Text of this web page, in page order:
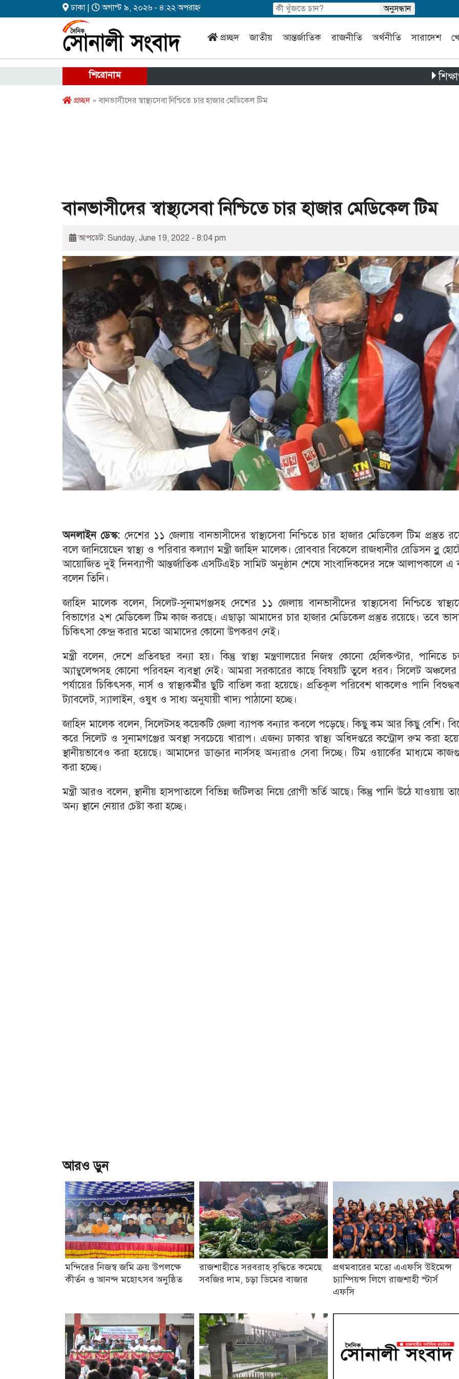
ঢাকা | অগাস্ট ৯, ২০২৬ - ৪:২২ অপরাহ্ন
প্রচ্ছদ জাতীয় আন্তর্জাতিক রাজনীতি অর্থনীতি সারাদেশ
শিরোনাম শিক্ষার্থী ও
প্রচ্ছদ» বানভাসীদের স্বাস্থ্যসেবা নিশ্চিতে চার হাজার মেডিকেল টিম
বানভাসীদের স্বাস্থ্যসেবা নিশ্চিতে চার হাজার মেডিকেল টিম
আপডেট: Sunday, June 19, 2022 - 8:04 pm
অনলাইন ডেস্ক: দেশের ১১ জেলায় বানভাসীদের স্বাস্থ্যসেবা নিশ্চিতে চার হাজার মেডিকেল টিম প্রস্তুত
বলে জানিয়েছেন স্বাস্থ্য ও পরিবার কল্যাণ মন্ত্রী জাহিদ মালেক। রোববার বিকেলে রাজধানীর রেডিসন ব্লু
আয়োজিত দুই দিনব্যাপী আন্তর্জাতিক এসটিএইচ সামিট অনুষ্ঠান শেষে সাংবাদিকদের সঙ্গে আলাপকালে এ
বলেন তিনি।
জাহিদ মালেক বলেন, সিলেট-সুনামগঞ্জসহ দেশের ১১ জেলায় বানভাসীদের স্বাস্থ্যসেবা নিশ্চিতে
বিভাগের ২শ মেডিকেল টিম কাজ করছে। এছাড়া আমাদের চার হাজার মেডিকেল প্রস্তুত রয়েছে। তবে
চিকিৎসা কেন্দ্র করার মতো আমাদের কোনো উপকরণ নেই।
মন্ত্রী বলেন, দেশে প্রতিবছর বন্যা হয়। কিন্তু স্বাস্থ্য মন্ত্রণালয়ের নিজস্ব কোনো হেলিকপ্টার, পানিতে
অ্যাম্বুলেন্সসহ কোনো পরিবহন ব্যবস্থা নেই। আমরা সরকারের কাছে বিষয়টি তুলে ধরব। সিলেট
পর্যায়ের চিকিৎসক, নার্স ও স্বাস্থ্যকর্মীর ছুটি বাতিল করা হয়েছে। প্রতিকূল পরিবেশ থাকলেও পানি
ট্যাবলেট, স্যালাইন, ওষুধ ও সাধ্য অনুযায়ী খাদ্য পাঠানো হচ্ছে।
জাহিদ মালেক বলেন, সিলেটসহ কয়েকটি জেলা ব্যাপক বন্যার কবলে পড়েছে। কিছু কম আর কিছু বেশি।
করে সিলেট ও সুনামগঞ্জের অবস্থা সবচেয়ে খারাপ। এজন্য ঢাকার স্বাস্থ্য অধিদপ্তরে কন্ট্রোল রুম করা
স্থানীয়ভাবেও করা হয়েছে। আমাদের ডাক্তার নার্সসহ অন্যরাও সেবা দিচ্ছে। টিম ওয়ার্কের মাধ্যমে
করা হচ্ছে।
মন্ত্রী আরও বলেন, স্থানীয় হাসপাতালে বিভিন্ন জটিলতা নিয়ে রোগী ভর্তি আছে। কিন্তু পানি উঠে যাওয়ায়
অন্য স্থানে নেয়ার চেষ্টা করা হচ্ছে।
আরও ড়ুন
মন্দিরের নিজস্ব জমি ক্রয় উপলক্ষে
কীর্তন ও আনন্দ মহোৎসব অনুষ্ঠিত
রাজশাহীতে সরবরাহ বৃদ্ধিতে কমেছে
সবজির দাম, চড়া ডিমের বাজার
প্রথমবারের মতো এএফসি উইমেন্স
চ্যাম্পিয়ন্স লিগে রাজশাহী স্টার্স
এফসি